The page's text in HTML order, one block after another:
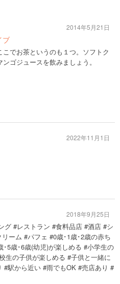
ブ
でお茶というのも１つ。ソフトク
ゴジュースを飲みましょう。
2014年5月21日
2022年11月1日
グ #レストラン #食料品店 #酒店 #シ
ーム #パフェ #0歳･1歳･2歳の赤ち
･5歳･6歳(幼児)が楽しめる #小学生の
生の子供が楽しめる #子供と一緒に
#駅から近い #雨でもOK #売店あり #
2018年9月25日